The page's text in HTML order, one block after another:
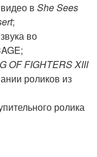
в She Sees
;
во
OF FIGHTERS XIII
роликов из
ролика